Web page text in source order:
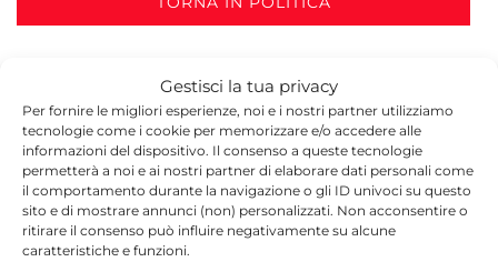
Gestisci la tua privacy
Per fornire le migliori esperienze, noi e i nostri partner utilizziamo
tecnologie come i cookie per memorizzare e/o accedere alle
informazioni del dispositivo. Il consenso a queste tecnologie
permetterà a noi e ai nostri partner di elaborare dati personali come
il comportamento durante la navigazione o gli ID univoci su questo
sito e di mostrare annunci (non) personalizzati. Non acconsentire o
ritirare il consenso può influire negativamente su alcune
caratteristiche e funzioni.
Redazione
La redazione di Quotidianodiragusa.it è composta